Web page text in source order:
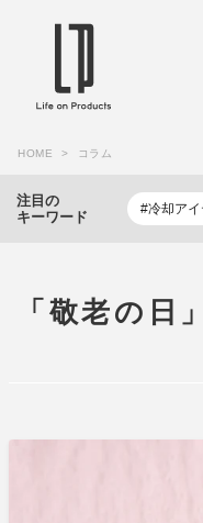
HOME コラム
注目の
キーワード
#冷却アイ
「敬老の日